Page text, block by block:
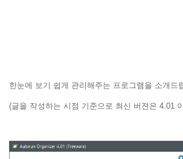
한눈에 보기 쉽게 관리해주는 프로그램을 소개드
(글을 작성하는 시점 기준으로 최신 버젼은 4.01